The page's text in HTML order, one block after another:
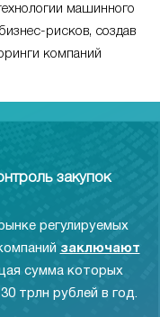
машинного
рисков, создав
компаний
закупок
регулируемых
заключают
сумма которых
трлн рублей в год.